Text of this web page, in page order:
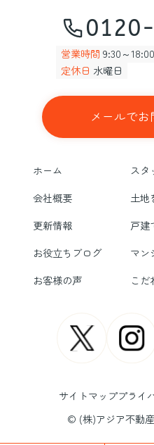
営業時間 9:30～
定休日 水曜日
メールで
ホーム スタ
会社概要
土地
更新情報
戸建
お役立ちブログ
マン
お客様の声
こだ
サイトマッププライ
© (株)アジア不動